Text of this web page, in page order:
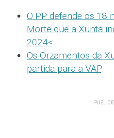
O PP defende os 18
Morte que a Xunta
2024<.
Os Orzamentos da
partida para a VAP.